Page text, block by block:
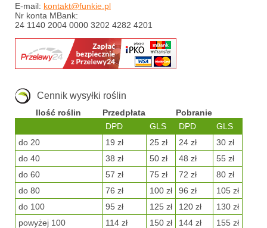
E-mail: kontakt@funkie.pl
Nr konta MBank:
24 1140 2004 0000 3202 4282 4201
Cennik wysyłki roślin
Ilość roślin Przedpłata
Pobranie
DPD
GLS DPD
GLS
do 20
19 zł 25 zł 24 zł
30 zł
do 40
38 zł 50 zł 48 zł
55 zł
do 60
57 zł 75 zł 72 zł
80 zł
do 80
76 zł 100 zł 96 zł
105 zł
do 100
95 zł 125 zł 120 zł
130 zł
powyżej 100
114 zł 150 zł 144 zł 155 zł